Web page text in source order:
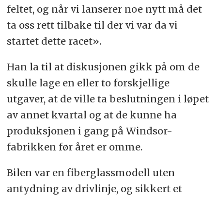
feltet, og når vi lanserer noe nytt må det
ta oss rett tilbake til der vi var da vi
startet dette racet».
Han la til at diskusjonen gikk på om de
skulle lage en eller to forskjellige
utgaver, at de ville ta beslutningen i løpet
av annet kvartal og at de kunne ha
produksjonen i gang på Windsor-
fabrikken før året er omme.
Bilen var en fiberglassmodell uten
antydning av drivlinje, og sikkert et